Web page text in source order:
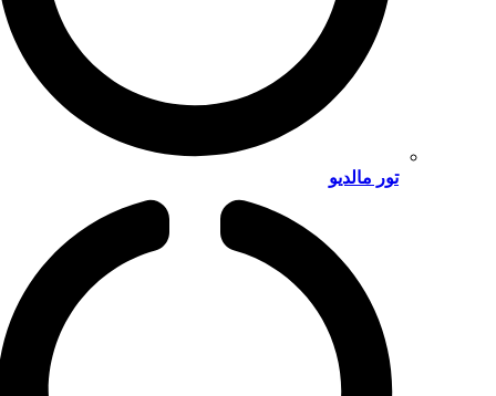
تور مالدیو